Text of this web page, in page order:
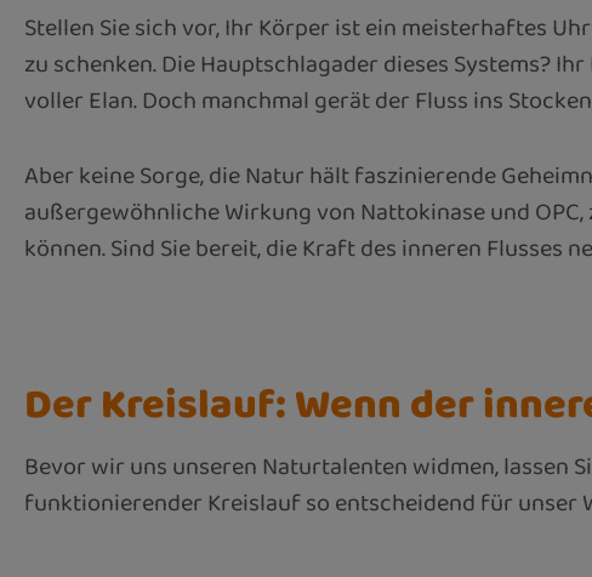
Stellen Sie sich vor, Ihr Körper ist ein meisterhaftes
zu schenken. Die Hauptschlagader dieses Systems?
voller Elan. Doch manchmal gerät der Fluss ins
Aber keine Sorge, die Natur hält faszinierende
außergewöhnliche Wirkung von Nattokinase und
können. Sind Sie bereit, die Kraft des inneren Flusses
Der Kreislauf: Wenn der
Bevor wir uns unseren Naturtalenten widmen, lassen
funktionierender Kreislauf so entscheidend für unser